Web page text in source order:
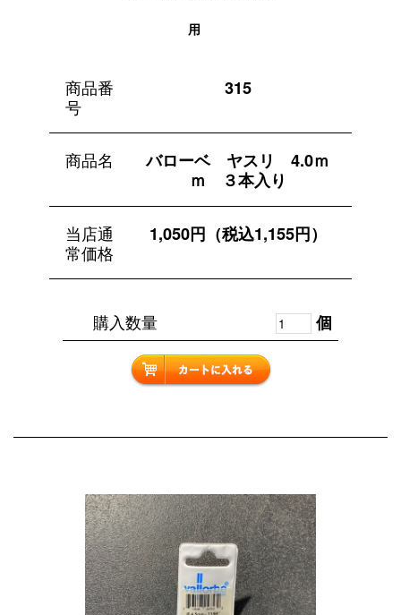
用
商品番
号
315
商品名
バローベ ヤスリ 4.0ｍ
ｍ ３本入り
当店通
常価格
1,050円（税込1,155円）
購入数量 個